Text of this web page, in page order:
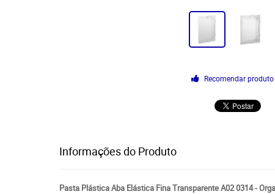
Recomendar produto
Informações do Produto
Pasta Plástica Aba Elástica Fina Transparente A02 0314 -